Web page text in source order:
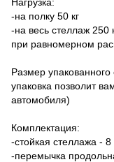
-на полку 50 кг
-на весь стеллаж 250
при равномерном
Размер
упаковка позволит
автомобиля)
Комплектация:
-стойкая стеллажа -
-перемычка